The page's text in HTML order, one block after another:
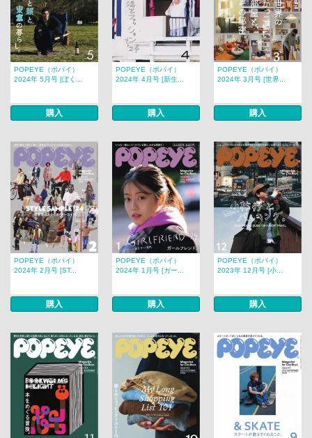
POPEYE（ポパイ）
2024年 5月号 [ぼく...
購入
POPEYE（ポパイ）
2024年 4月号 [新生...
購入
POPEYE（ポパイ）
2024年 3月号 [世界...
購入
POPEYE（ポパイ）
2024年 2月号 [ST...
購入
POPEYE（ポパイ）
2024年 1月号 [ガー...
購入
POPEYE（ポパイ）
2023年 12月号 [小...
購入